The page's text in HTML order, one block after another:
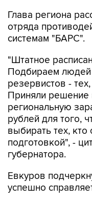
Глава региона
отряда
системам "БАРС".
"Штатное
Подбираем людей
резервистов -
Приняли решение
региональную
рублей для того,
выбирать тех,
подготовкой", -
губернатора.
Евкуров
успешно